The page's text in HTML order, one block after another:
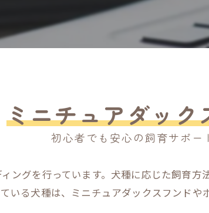
ミニチュアダック
初心者でも安心の飼育サポー
ングを行っています。犬種に応じた飼育
いる犬種は、ミニチュアダックスフンド